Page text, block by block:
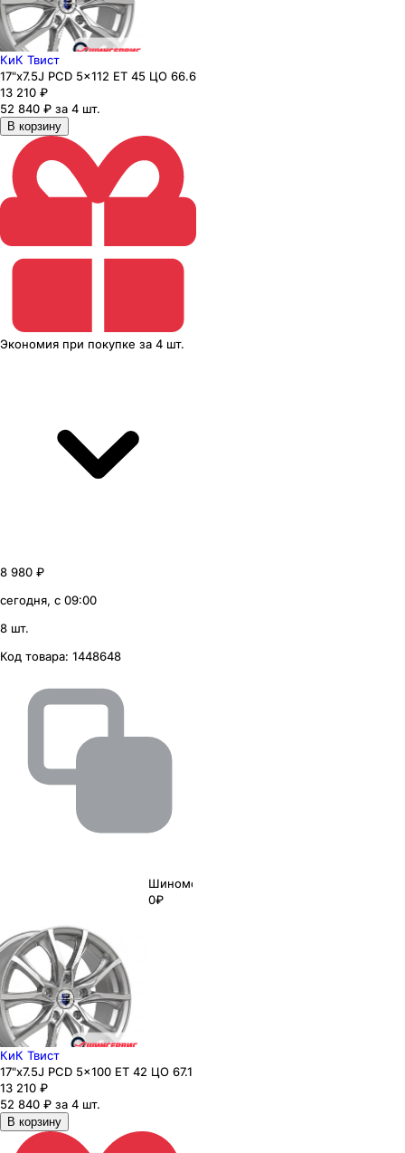
КиК Твист
17"x7.5J PCD 5x112 ЕТ 45 ЦО 66.6
13 210 ₽
52 840 ₽ за 4 шт.
В корзину
Экономия при покупке за 4 шт.
8 980 ₽
сегодня, с 09:00
8 шт.
Код товара: 1448648
Шиномонтаж
0₽
КиК Твист
17"x7.5J PCD 5x100 ЕТ 42 ЦО 67.1
13 210 ₽
52 840 ₽ за 4 шт.
В корзину